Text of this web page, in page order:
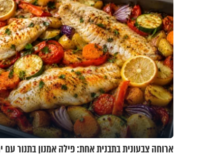
ארוחה צבעונית בתבנית אחת: פילה אמנון בתנור עם